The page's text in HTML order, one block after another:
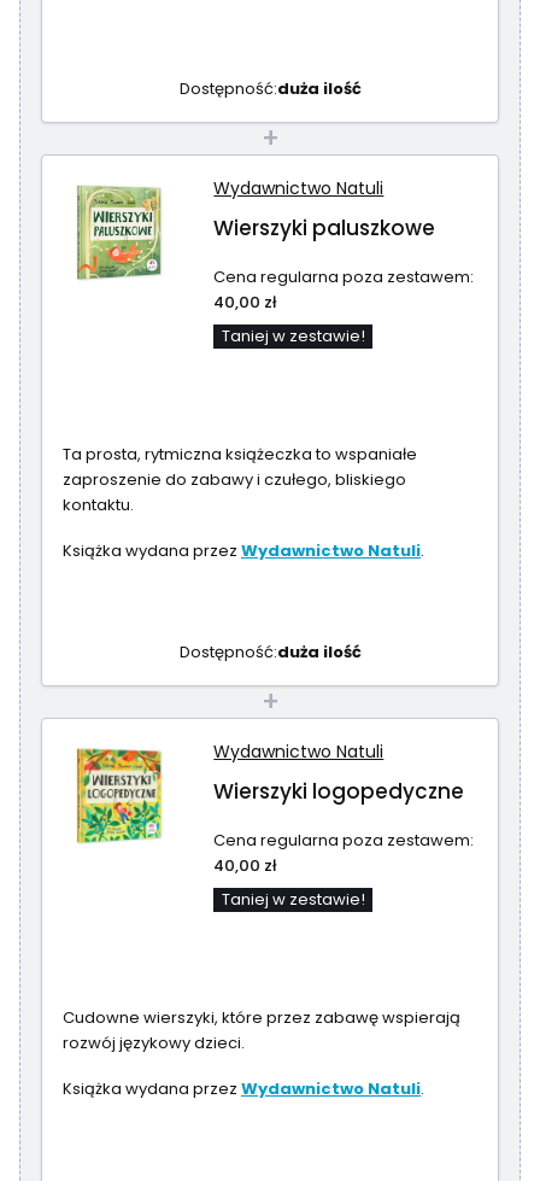
Dostępność:duża ilość
+
Wydawnictwo Natuli
Wierszyki paluszkowe
Cena regularna poza zestawem:
40,00 zł
Taniej w zestawie!
Ta prosta, rytmiczna książeczka to wspaniałe
zaproszenie do zabawy i czułego, bliskiego
kontaktu.
Książka wydana przez Wydawnictwo Natuli.
Dostępność:duża ilość
+
Wydawnictwo Natuli
Wierszyki logopedyczne
Cena regularna poza zestawem:
40,00 zł
Taniej w zestawie!
Cudowne wierszyki, które przez zabawę wspierają
rozwój językowy dzieci.
Książka wydana przez Wydawnictwo Natuli.